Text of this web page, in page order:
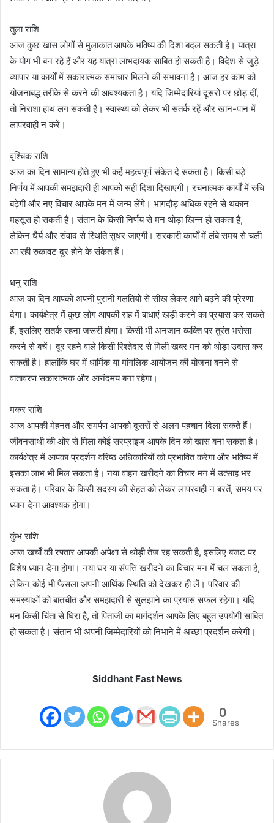
तुला राशि
आज कुछ खास लोगों से मुलाकात आपके भविष्य की दिशा बदल सकती है। यात्रा
के योग भी बन रहे हैं और यह यात्रा लाभदायक साबित हो सकती है। विदेश से जुड़े
व्यापार या कार्यों में सकारात्मक समाचार मिलने की संभावना है। आज हर काम को
योजनाबद्ध तरीके से करने की आवश्यकता है। यदि जिम्मेदारियां दूसरों पर छोड़ दीं,
तो निराशा हाथ लग सकती है। स्वास्थ्य को लेकर भी सतर्क रहें और खान-पान में
लापरवाही न करें।
वृश्चिक राशि
आज का दिन सामान्य होते हुए भी कई महत्वपूर्ण संकेत दे सकता है। किसी बड़े
निर्णय में आपकी समझदारी ही आपको सही दिशा दिखाएगी। रचनात्मक कार्यों में रुचि
बढ़ेगी और नए विचार आपके मन में जन्म लेंगे। भागदौड़ अधिक रहने से थकान
महसूस हो सकती है। संतान के किसी निर्णय से मन थोड़ा खिन्न हो सकता है,
लेकिन धैर्य और संवाद से स्थिति सुधर जाएगी। सरकारी कार्यों में लंबे समय से चली
आ रही रुकावट दूर होने के संकेत हैं।
धनु राशि
आज का दिन आपको अपनी पुरानी गलतियों से सीख लेकर आगे बढ़ने की प्रेरणा
देगा। कार्यक्षेत्र में कुछ लोग आपकी राह में बाधाएं खड़ी करने का प्रयास कर सकते
हैं, इसलिए सतर्क रहना जरूरी होगा। किसी भी अनजान व्यक्ति पर तुरंत भरोसा
करने से बचें। दूर रहने वाले किसी रिश्तेदार से मिली खबर मन को थोड़ा उदास कर
सकती है। हालांकि घर में धार्मिक या मांगलिक आयोजन की योजना बनने से
वातावरण सकारात्मक और आनंदमय बना रहेगा।
मकर राशि
आज आपकी मेहनत और समर्पण आपको दूसरों से अलग पहचान दिला सकते हैं।
जीवनसाथी की ओर से मिला कोई सरप्राइज आपके दिन को खास बना सकता है।
कार्यक्षेत्र में आपका प्रदर्शन वरिष्ठ अधिकारियों को प्रभावित करेगा और भविष्य में
इसका लाभ भी मिल सकता है। नया वाहन खरीदने का विचार मन में उत्साह भर
सकता है। परिवार के किसी सदस्य की सेहत को लेकर लापरवाही न बरतें, समय पर
ध्यान देना आवश्यक होगा।
कुंभ राशि
आज खर्चों की रफ्तार आपकी अपेक्षा से थोड़ी तेज रह सकती है, इसलिए बजट पर
विशेष ध्यान देना होगा। नया घर या संपत्ति खरीदने का विचार मन में चल सकता है,
लेकिन कोई भी फैसला अपनी आर्थिक स्थिति को देखकर ही लें। परिवार की
समस्याओं को बातचीत और समझदारी से सुलझाने का प्रयास सफल रहेगा। यदि
मन किसी चिंता से घिरा है, तो पिताजी का मार्गदर्शन आपके लिए बहुत उपयोगी साबित
हो सकता है। संतान भी अपनी जिम्मेदारियों को निभाने में अच्छा प्रदर्शन करेगी।
Siddhant Fast News
0
Shares